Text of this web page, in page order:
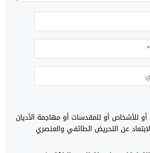
أو للأشخاص أو للمقدسات أو مهاجمة الأديان
عن التحريض الطائفي والعنصري